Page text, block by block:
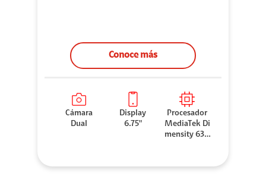
Conoce más
Cámara
Dual
Display
6.75"
Procesador
MediaTek Di
mensity 630